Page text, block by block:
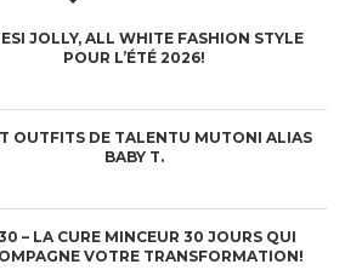
JOLLY, ALL WHITE FASHION STYLE
POUR L’ÉTÉ 2026!
OUTFITS DE TALENTU MUTONI ALIAS
BABY T.
– LA CURE MINCEUR 30 JOURS QUI
VOTRE TRANSFORMATION!